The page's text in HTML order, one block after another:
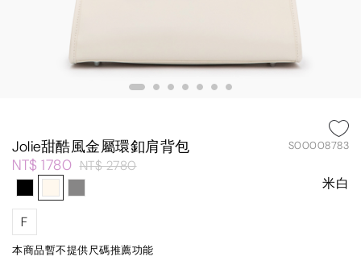
Jolie甜酷風金屬環釦肩背包 S00008783
NT$ 1780 NT$ 2780
米白
F
本商品暫不提供尺碼推薦功能